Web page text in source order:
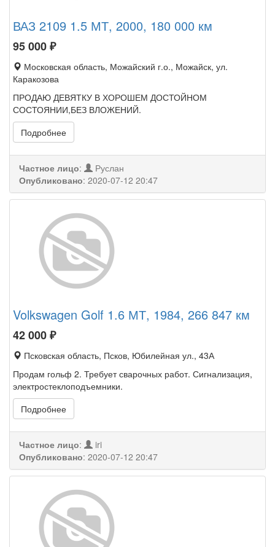
ВАЗ 2109 1.5 МТ, 2000, 180 000 км
95 000₽
Московская область, Можайский г.о., Можайск, ул.
Каракозова
ПРОДАЮ ДЕВЯТКУ В ХОРОШЕМ ДОСТОЙНОМ
СОСТОЯНИИ,БЕЗ ВЛОЖЕНИЙ.
Подробнее
Частное лицо:
Руслан
Опубликовано: 2020-07-12 20:47
Volkswagen Golf 1.6 МТ, 1984, 266 847 км
42 000₽
Псковская область, Псков, Юбилейная ул., 43А
Продам гольф 2. Требует сварочных работ. Сигнализация,
электростеклоподъемники.
Подробнее
Частное лицо:
iri
Опубликовано: 2020-07-12 20:47